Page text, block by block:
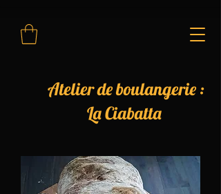
Atelier de boulangerie :
La Ciabatta